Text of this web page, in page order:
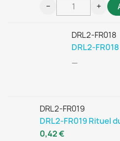
− +
DRL2-FR018
DRL2-
—
DRL2-FR019
DRL2-FR019 Rituel
0,42 €